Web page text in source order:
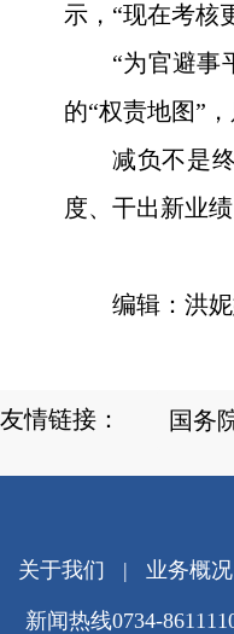
示，“现在考核
“为官避事
的“权责地图”
减负不是
度、干出新业
编辑：洪
友情链接：
关于我们 | 业务概况
新闻热线0734-